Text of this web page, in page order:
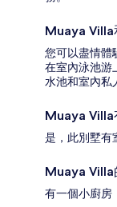
Muaya Villa
您可以盡情體
在室內泳池游
水池和室內私
Muaya Villa
是，此別墅有
Muaya Villa
有一個小廚房